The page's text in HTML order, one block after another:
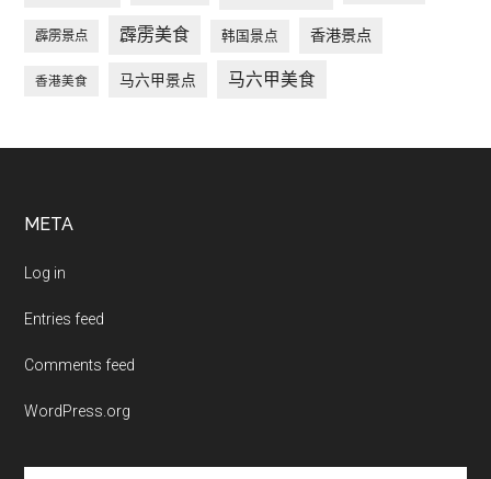
霹雳景点 霹雳美食 韩国景点 香港景点
香港美食 马六甲景点 马六甲美食
Footer
META
Log in
Entries feed
Comments feed
WordPress.org